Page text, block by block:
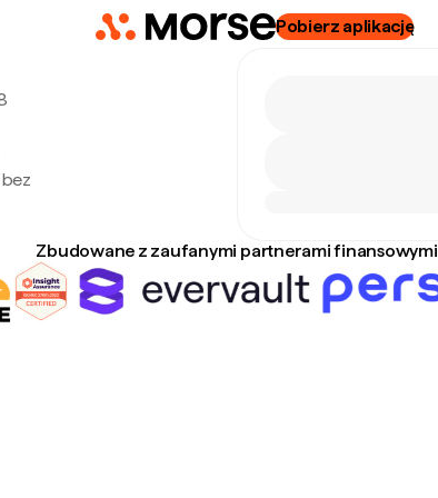
Pobierz aplikację
Zbudowane z zaufanymi partnerami finansowymi